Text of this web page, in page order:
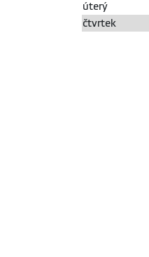
úterý
čtvrtek